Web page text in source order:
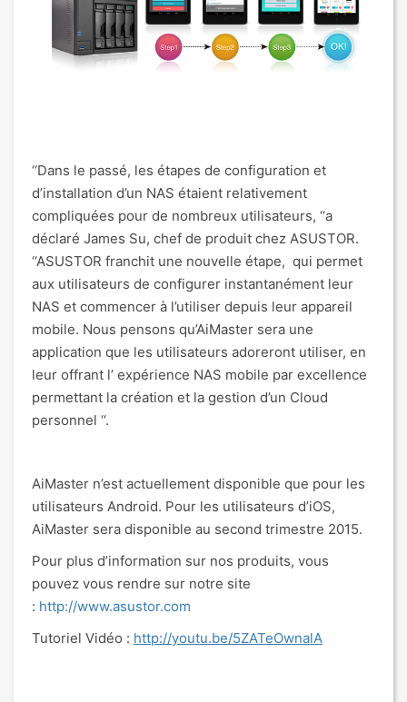
‘‘Dans le passé, les étapes de configuration et
d’installation d’un NAS étaient relativement
compliquées pour de nombreux utilisateurs, ‘‘a
déclaré James Su, chef de produit chez ASUSTOR.
‘‘ASUSTOR franchit une nouvelle étape, qui permet
aux utilisateurs de configurer instantanément leur
NAS et commencer à l’utiliser depuis leur appareil
mobile. Nous pensons qu’AiMaster sera une
application que les utilisateurs adoreront utiliser, en
leur offrant l’ expérience NAS mobile par excellence
permettant la création et la gestion d’un Cloud
personnel ‘‘.
AiMaster n’est actuellement disponible que pour les
utilisateurs Android. Pour les utilisateurs d’iOS,
AiMaster sera disponible au second trimestre 2015.
Pour plus d’information sur nos produits, vous
pouvez vous rendre sur notre site
: http://www.asustor.com
Tutoriel Vidéo : http://youtu.be/5ZATeOwnalA